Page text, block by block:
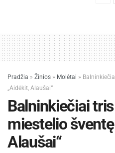
Pradžia » Žinios » Molėtai »
„Aidėkit, Alaušai“
Balninkiečiai
miestelio
Alaušai“